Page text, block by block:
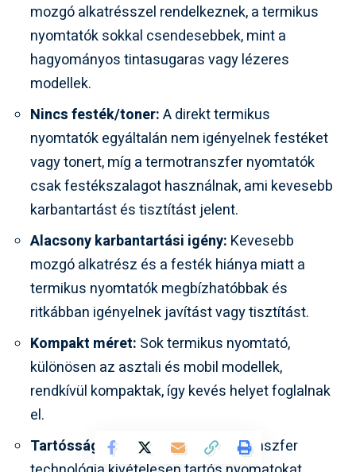
mozgó alkatrésszel rendelkeznek, a termikus
nyomtatók sokkal csendesebbek, mint a
hagyományos tintasugaras vagy lézeres
modellek.
Nincs festék/toner:A direkt termikus
nyomtatók egyáltalán nem igényelnek festéket
vagy tonert, míg a termotranszfer nyomtatók
csak festékszalagot használnak, ami kevesebb
karbantartást és tisztítást jelent.
Alacsony karbantartási igény: Kevesebb
mozgó alkatrész és a festék hiánya miatt a
termikus nyomtatók megbízhatóbbak és
ritkábban igényelnek javítást vagy tisztítást.
Kompakt méret: Sok termikus nyomtató,
különösen az asztali és mobil modellek,
rendkívül kompaktak, így kevés helyet foglalnak
el.
Tartósság (TT esetén): A termotranszfer